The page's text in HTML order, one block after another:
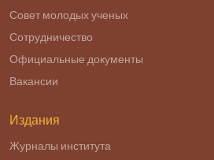
Совет молодых ученых
Сотрудничество
Официальные документы
Вакансии
Издания
Журналы института